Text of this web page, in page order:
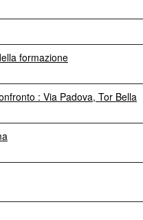
formazione
: Via Padova, Tor Bella